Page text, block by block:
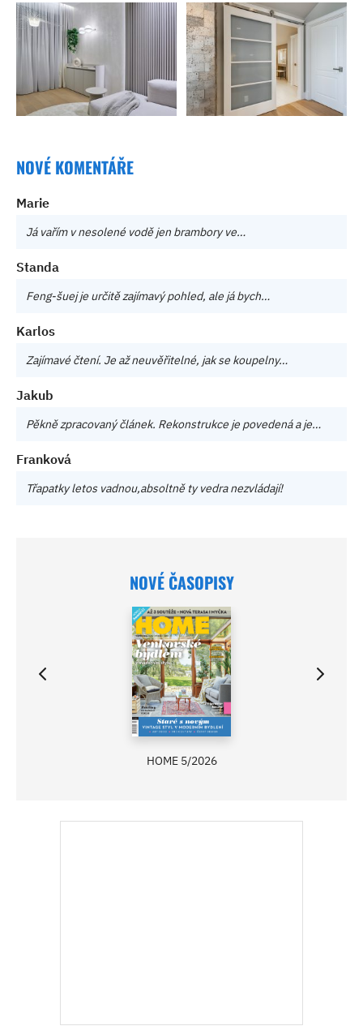
NOVÉ KOMENTÁŘE
Marie
Já vařím v nesolené vodě jen brambory ve…
Standa
Feng-šuej je určitě zajímavý pohled, ale já bych…
Karlos
Zajímavé čtení. Je až neuvěřitelné, jak se koupelny…
Jakub
Pěkně zpracovaný článek. Rekonstrukce je povedená a je…
Franková
Třapatky letos vadnou,absoltně ty vedra nezvládají!
NOVÉ ČASOPISY
HOME 5/2026